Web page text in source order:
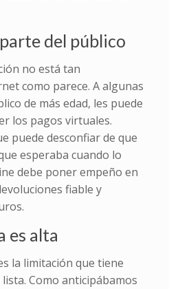
del público
no está tan
como parece. A algunas
de más edad, les puede
los pagos virtuales.
puede desconfiar de que
esperaba cuando lo
debe poner empeño en
fiable y
es alta
la limitación que tiene
Como anticipábamos